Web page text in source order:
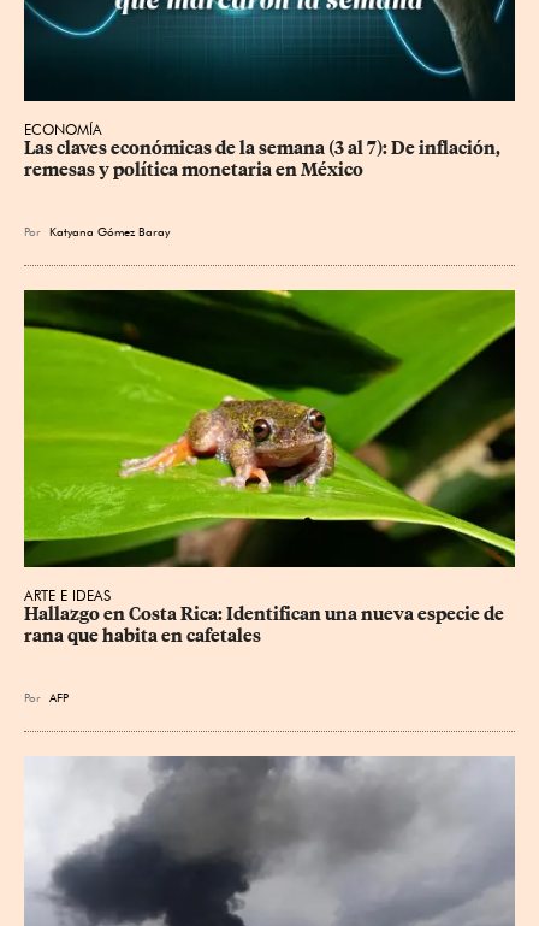
ECONOMÍA
Las claves económicas de la semana (3 al 7): De inflación,
remesas y política monetaria en México
Por Katyana Gómez Baray
ARTE E IDEAS
Hallazgo en Costa Rica: Identifican una nueva especie de
rana que habita en cafetales
Por AFP